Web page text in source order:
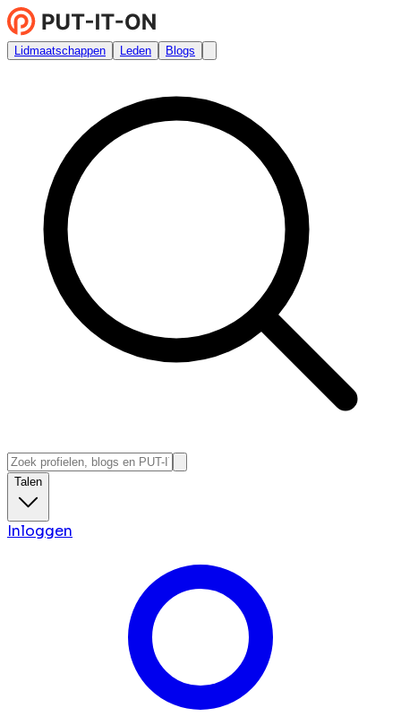
Lidmaatschappen Leden Blogs
Talen
Inloggen